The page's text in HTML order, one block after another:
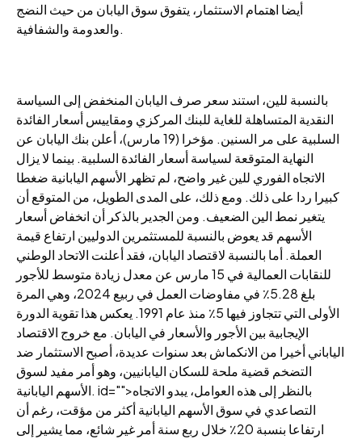
أيضا اهتمام الاستثمار، يتفوق سوق اليابان من حيث النضج
والعدومة والشفافية.
بالنسبة للين، استند سعر صرف اليابان المنخفض إلى السياسة
النقدية المتساهلة للغاية للبنك المركزي ومقاييس أسعار الفائدة
السلبية على مر السنين. مؤخرا (19 مارس)، أعلن بنك اليابان عن
النهاية المتوقعة لسياسة أسعار الفائدة السلبية. بينما لا يزال
الاتجاه الفوري للين غير واضح، لم تظهر الأسهم اليابانية ضغطا
كبيرا ردا على ذلك. ومع ذلك، على المدى الطويل، من المتوقع أن
يتغير نمط الين الضعيف. ومن الجدير بالذكر أن انخفاض أسعار
الأسهم قد يعوض بالنسبة للمستثمرين الدوليين ارتفاع قيمة
العملة. أما بالنسبة لاقتصاد اليابان، فقد أعلنت الاتحاد الوطني
للنقابات العمالية في 15 مارس عن معدل زيادة متوسط للأجور
بلغ 5.28٪ في مفاوضات العمل في ربيع 2024، وهي المرة
الأولى التي تتجاوز فيها 5٪ منذ عام 1991. يعكس هذا تقوية الدورة
الإيجابية بين الأجور والأسعار في اليابان. مع خروج الاقتصاد
الياباني أخيرا من الانكماش بعد سنوات عديدة، أصبح الاستثمار ضد
التضخم قضية ملحة للسكان اليابانيين، وهو أمر مفيد لسوق
الأسهم اليابانية. id="">بالنظر إلى هذه العوامل، يبدو الاتجاه
التصاعدي في سوق الأسهم اليابانية أكثر من مؤقت، رغم أن
ارتفاعا بنسبة 20٪ خلال ربع سنة أمر غير شائع، مما يشير إلى